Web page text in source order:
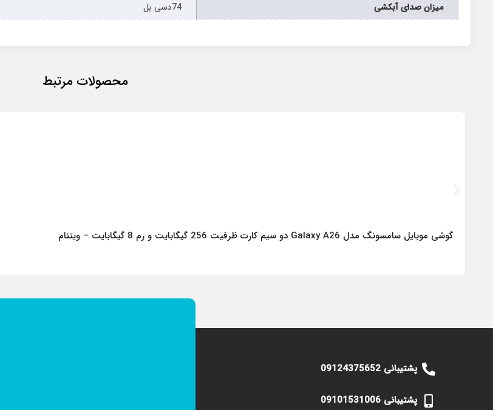
میزان صدای آبکشی
74دسی بل
محصولات مرتبط
گوشی موبایل سامسونگ مدل Galaxy A26 دو سیم کارت ظرفیت 256 گیگابایت و رم 8 گیگابایت – ویتنام
پشتیبانی 09124375652
پشتیبانی 09101531006